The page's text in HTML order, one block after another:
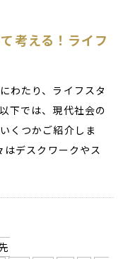
考える！ライフ
わたり、ライフスタ
下では、現代社会の
くつかご紹介しま
デスクワークやス